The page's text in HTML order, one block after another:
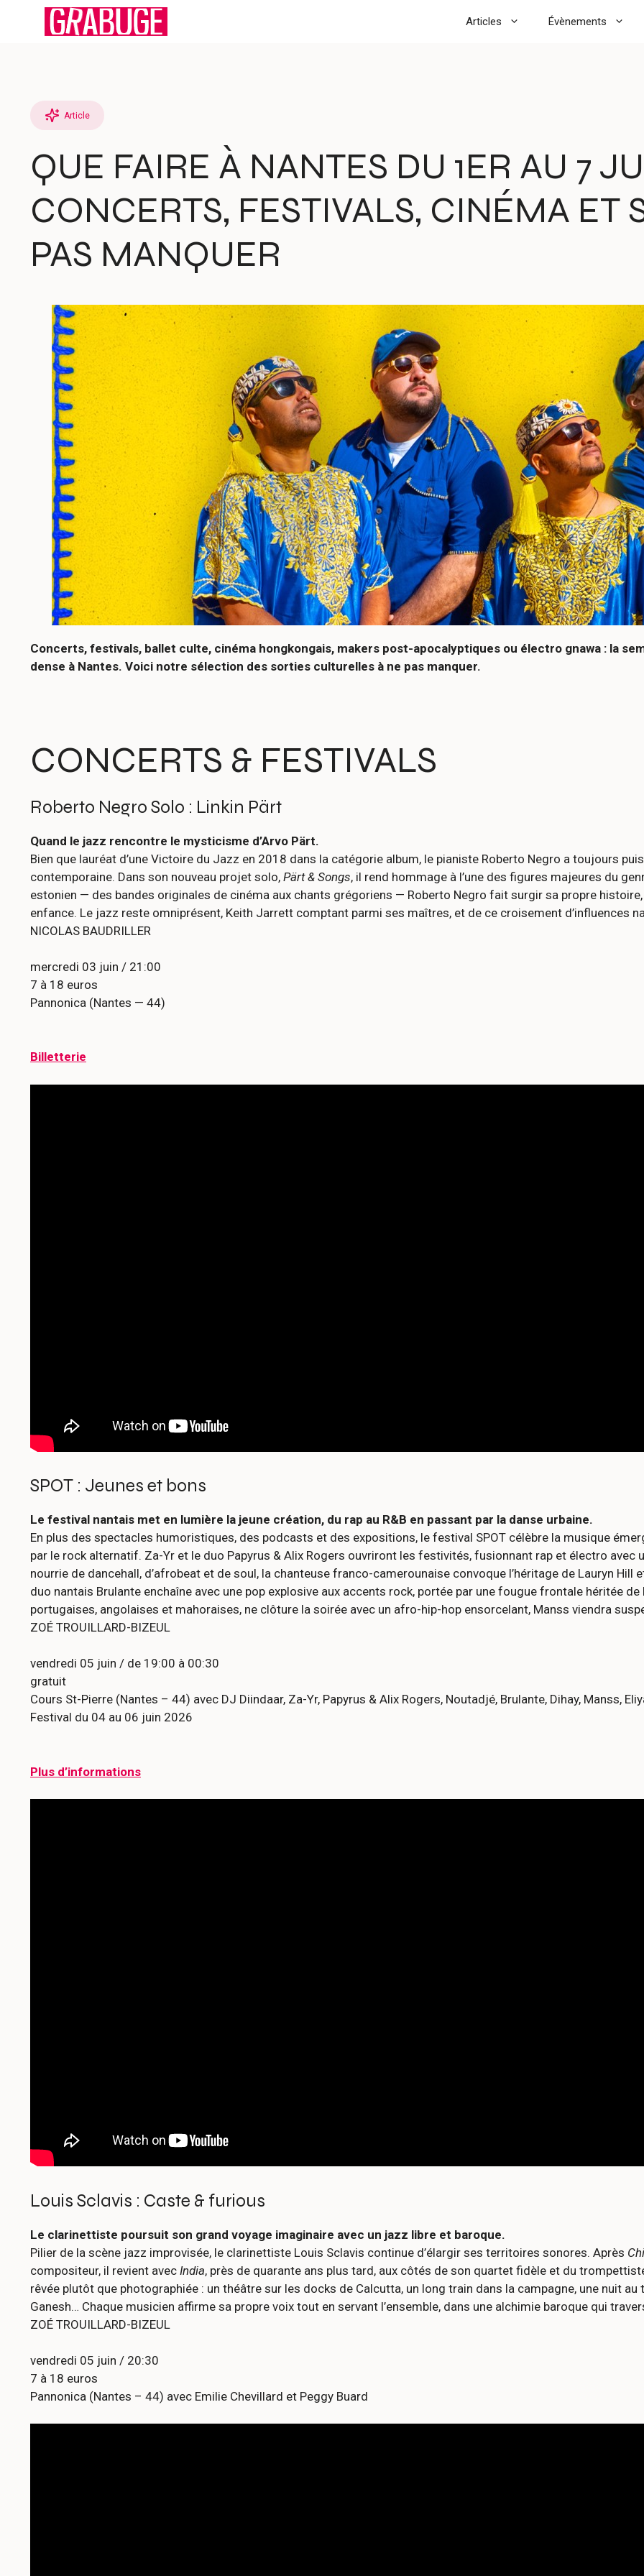
Articles Évènements
Article
QUE FAIRE À NANTES DU 1ER AU 7
CONCERTS, FESTIVALS, CINÉMA ET
PAS MANQUER
Concerts, festivals, ballet culte, cinéma hongkongais, makers post-apocalyptiques ou électro gnawa : la
dense à Nantes. Voici notre sélection des sorties culturelles à ne pas manquer.
CONCERTS & FESTIVALS
Roberto Negro Solo : Linkin Pärt
Quand le jazz rencontre le mysticisme d’Arvo Pärt.
Bien que lauréat d’une Victoire du Jazz en 2018 dans la catégorie album, le pianiste Roberto Negro a toujours
contemporaine. Dans son nouveau projet solo, Pärt & Songs, il rend hommage à l’une des figures majeures du
estonien — des bandes originales de cinéma aux chants grégoriens — Roberto Negro fait surgir sa propre
enfance. Le jazz reste omniprésent, Keith Jarrett comptant parmi ses maîtres, et de ce croisement d’influences
NICOLAS BAUDRILLER
mercredi 03 juin / 21:00
7 à 18 euros
Pannonica (Nantes — 44)
Billetterie
SPOT : Jeunes et bons
Le festival nantais met en lumière la jeune création, du rap au R&B en passant par la danse urbaine.
En plus des spectacles humoristiques, des podcasts et des expositions, le festival SPOT célèbre la musique
par le rock alternatif. Za-Yr et le duo Papyrus & Alix Rogers ouvriront les festivités, fusionnant rap et électro avec
nourrie de dancehall, d’afrobeat et de soul, la chanteuse franco-camerounaise convoque l’héritage de Lauryn Hill
duo nantais Brulante enchaîne avec une pop explosive aux accents rock, portée par une fougue frontale héritée de
portugaises, angolaises et mahoraises, ne clôture la soirée avec un afro-hip-hop ensorcelant, Manss viendra
ZOÉ TROUILLARD-BIZEUL
vendredi 05 juin / de 19:00 à 00:30
gratuit
Cours St-Pierre (Nantes – 44) avec DJ Diindaar, Za-Yr, Papyrus & Alix Rogers, Noutadjé, Brulante, Dihay, Manss,
Festival du 04 au 06 juin 2026
Plus d’informations
Louis Sclavis : Caste & furious
Le clarinettiste poursuit son grand voyage imaginaire avec un jazz libre et baroque.
Pilier de la scène jazz improvisée, le clarinettiste Louis Sclavis continue d’élargir ses territoires sonores. Après
compositeur, il revient avec India, près de quarante ans plus tard, aux côtés de son quartet fidèle et du
rêvée plutôt que photographiée : un théâtre sur les docks de Calcutta, un long train dans la campagne, une nuit
Ganesh… Chaque musicien affirme sa propre voix tout en servant l’ensemble, dans une alchimie baroque qui
ZOÉ TROUILLARD-BIZEUL
vendredi 05 juin / 20:30
7 à 18 euros
Pannonica (Nantes – 44) avec Emilie Chevillard et Peggy Buard